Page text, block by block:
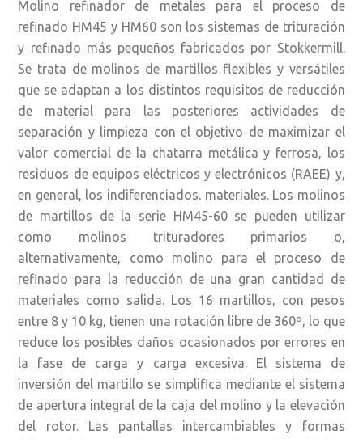
Molino refinador de metales para el proceso de
refinado HM45 y HM60 son los sistemas de trituración
y refinado más pequeños fabricados por Stokkermill.
Se trata de molinos de martillos flexibles y versátiles
que se adaptan a los distintos requisitos de reducción
de material para las posteriores actividades de
separación y limpieza con el objetivo de maximizar el
valor comercial de la chatarra metálica y ferrosa, los
residuos de equipos eléctricos y electrónicos (RAEE) y,
en general, los indiferenciados. materiales. Los molinos
de martillos de la serie HM45-60 se pueden utilizar
como molinos trituradores primarios o,
alternativamente, como molino para el proceso de
refinado para la reducción de una gran cantidad de
materiales como salida. Los 16 martillos, con pesos
entre 8 y 10 kg, tienen una rotación libre de 360º, lo que
reduce los posibles daños ocasionados por errores en
la fase de carga y carga excesiva. El sistema de
inversión del martillo se simplifica mediante el sistema
de apertura integral de la caja del molino y la elevación
del rotor. Las pantallas intercambiables y formas